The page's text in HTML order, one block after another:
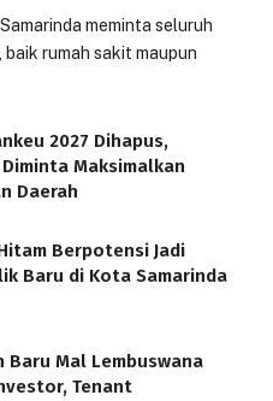
meminta seluruh
rumah sakit maupun
2027 Dihapus,
Maksimalkan
Daerah
Berpotensi Jadi
Baru di Kota Samarinda
Baru Mal Lembuswana
Tenant